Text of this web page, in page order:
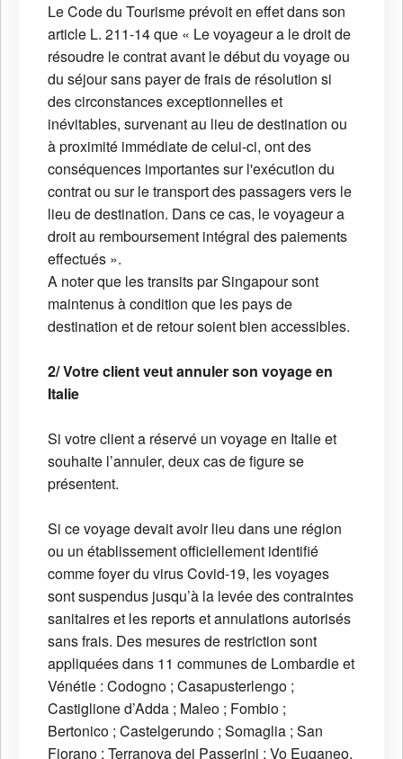
Le Code du Tourisme prévoit en effet dans son
article L. 211-14 que « Le voyageur a le droit de
résoudre le contrat avant le début du voyage ou
du séjour sans payer de frais de résolution si
des circonstances exceptionnelles et
inévitables, survenant au lieu de destination ou
à proximité immédiate de celui-ci, ont des
conséquences importantes sur l'exécution du
contrat ou sur le transport des passagers vers le
lieu de destination. Dans ce cas, le voyageur a
droit au remboursement intégral des paiements
effectués ».
A noter que les transits par Singapour sont
maintenus à condition que les pays de
destination et de retour soient bien accessibles.
2/ Votre client veut annuler son voyage en
Italie
Si votre client a réservé un voyage en Italie et
souhaite l’annuler, deux cas de figure se
présentent.
Si ce voyage devait avoir lieu dans une région
ou un établissement officiellement identifié
comme foyer du virus Covid-19, les voyages
sont suspendus jusqu’à la levée des contraintes
sanitaires et les reports et annulations autorisés
sans frais. Des mesures de restriction sont
appliquées dans 11 communes de Lombardie et
Vénétie : Codogno ; Casapusterlengo ;
Castiglione d’Adda ; Maleo ; Fombio ;
Bertonico ; Castelgerundo ; Somaglia ; San
Fiorano ; Terranova dei Passerini ; Vo Euganeo.